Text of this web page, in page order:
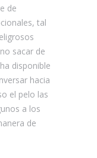
de
tal
sacar de
disponible
hacia
el pelo las
a los
de